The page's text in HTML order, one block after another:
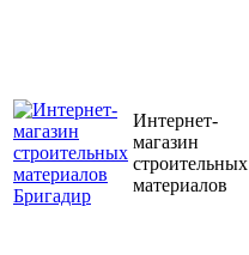
Интернет-
магазин
строительных
материалов